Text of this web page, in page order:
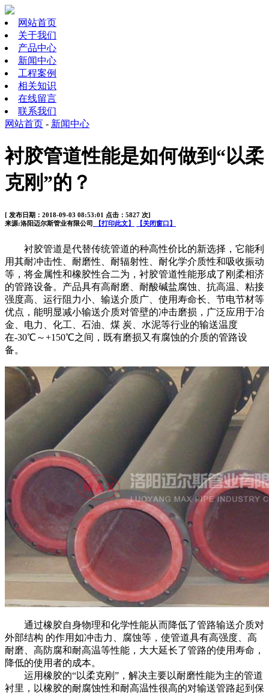
网站首页
关于我们
产品中心
新闻中心
工程案例
相关知识
在线留言
联系我们
网站首页 - 新闻中心
衬胶管道性能是如何做到“以柔
克刚”的？
[ 发布日期：2018-09-03 08:53:01 点击：5827 次]
来源:洛阳迈尔斯管业有限公司
【打印此文】 【关闭窗口】
衬胶管道是代替传统管道的种高性价比的新选择，它能利
用其耐冲击性、耐磨性、耐辐射性、耐化学介质性和吸收振动
等，将金属性和橡胶性合二为，衬胶管道性能形成了刚柔相济
的管路设备。产品具有高耐磨、耐酸碱盐腐蚀、抗高温、粘接
强度高、运行阻力小、输送介质广、使用寿命长、节电节材等
优点，能明显减小输送介质对管壁的冲击磨损，广泛应用于冶
金、电力、化工、石油、煤 炭、水泥等行业的输送温度
在-30℃～+150℃之间，既有磨损又有腐蚀的介质的管路设
备。
通过橡胶自身物理和化学性能从而降低了管路输送介质对
外部结构 的作用如冲击力、腐蚀等，使管道具有高强度、高
耐磨、高防腐和耐高温等性能，大大延长了管路的使用寿命，
降低的使用者的成本。
运用橡胶的“以柔克刚”，解决主要以耐磨性能为主的管道
衬里，以橡胶的耐腐蚀性和耐高温性很高的对输送管路起到保